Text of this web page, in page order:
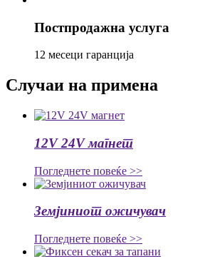
Постпродажна услуга
12 месеци гаранција
Случаи на примена
12V 24V магнет
Погледнете повеќе >>
Земјиниот ожичувач
Погледнете повеќе >>